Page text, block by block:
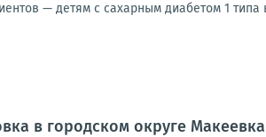
— детям с сахарным диабетом 1 типа
в городском округе Макеевка